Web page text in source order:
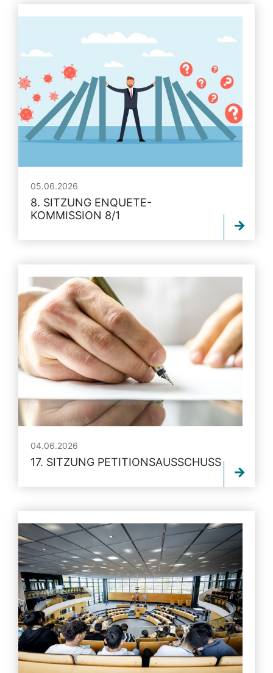
05.06.2026
8. SITZUNG ENQUETE-
KOMMISSION 8/1
04.06.2026
17. SITZUNG PETITIONSAUSSCHUSS